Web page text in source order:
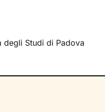
e provare emozioni, sia
con efficacia il
degli Studi di Padova